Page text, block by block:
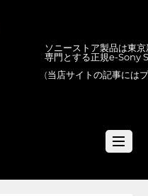
ソニーストア製品は東
専門とする正規e-Sony
(当店サイトの記事には